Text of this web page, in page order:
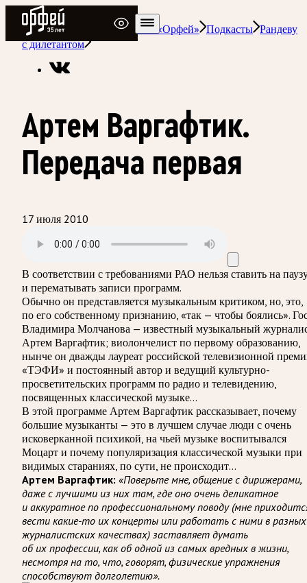
Радио Орфей
Радио классической музыки «Орфей» Подкасты Рандеву
с дилетантом
Артем Варгафтик.
Передача первая
17 июля 2010
В соответствии с требованиями РАО нельзя ставить на
и перематывать записи программ.
Обычно он представляется музыкальным критиком, но, это,
по его собственному признанию, «так — чтобы боялись».
Владимира Молчанова — известный музыкальный
Артем Варгафтик; виолончелист по первому образованию,
нынче он дважды лауреат российской телевизионной
«ТЭФИ» и постоянный автор и ведущий культурно-
просветительских программ по радио и телевидению,
посвященных классической музыке…
В этой программе Артем Варгафтик рассказывает, почему
большие музыканты — это в лучшем случае люди с очень
исковерканной психикой, на чьей музыке воспитывался
Моцарт и почему популяризация классической музыки при
видимых стараниях, по сути, не происходит…
Артем Варгафтик: «Поверьте мне, общение с дирижерами,
даже с лучшими из них там, где оно очень деликатное
и аккуратное по профессиональному поводу (мне
вести какие-то их концерты или работать с ними в разных
журналистских качествах) заставляет думать
об их профессии, как об одной из самых вредных в жизни,
несмотря на то, что, говорят, физические упражнения
способствуют долголетию».